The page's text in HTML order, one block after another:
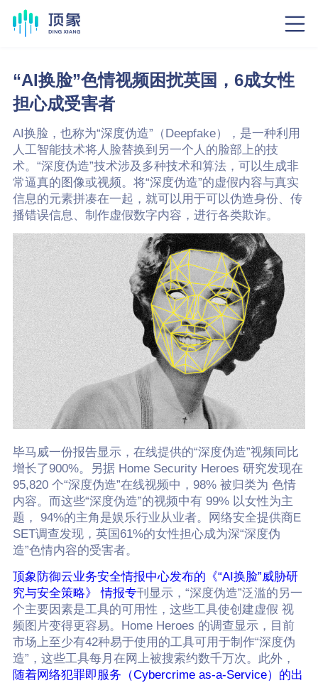
“AI换脸”色情视频困扰英国，6成女性
担心成受害者
AI换脸，也称为“深度伪造”（Deepfake），是一种利用
人工智能技术将人脸替换到另一个人的脸部上的技
术。“深度伪造”技术涉及多种技术和算法，可以生成非
常逼真的图像或视频。将“深度伪造”的虚假内容与真实
信息的元素拼凑在一起，就可以用于可以伪造身份、传
播错误信息、制作虚假数字内容，进行各类欺诈。
毕马威一份报告显示，在线提供的“深度伪造”视频同比
增长了900%。另据 Home Security Heroes 研究发现在
95,820 个“深度伪造”在线视频中，98% 被归类为 色情
内容。而这些“深度伪造”的视频中有 99% 以女性为主
题， 94%的主角是娱乐行业从业者。网络安全提供商E
SET调查发现，英国61%的女性担心成为深“深度伪
造”色情内容的受害者。
顶象防御云业务安全情报中心发布的《“AI换脸”威胁研
究与安全策略》 情报专刊显示，“深度伪造”泛滥的另一
个主要因素是工具的可用性，这些工具使创建虚假 视
频图片变得更容易。Home Heroes 的调查显示，目前
市场上至少有42种易于使用的工具可用于制作“深度伪
造”，这些工具每月在网上被搜索约数千万次。此外，
随着网络犯罪即服务（Cybercrime as-a-Service）的出